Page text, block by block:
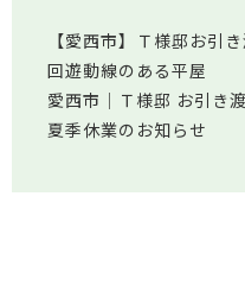
【愛西市】Ｔ様邸お引
回遊動線のある平屋
愛西市│Ｔ様邸 お引き
夏季休業のお知らせ